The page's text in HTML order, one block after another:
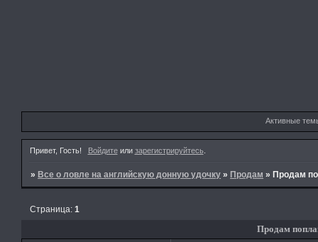
Активные
Привет, Гость! Войдитеили зарегистрируйтесь.
»Все о ловле на английскую донную удочку »Продам »Продам
Продам
Страница:1